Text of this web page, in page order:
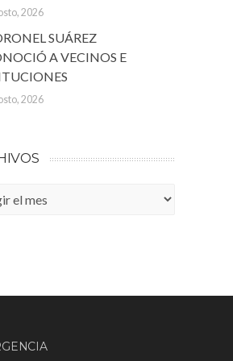
2026
SUÁREZ
A VECINOS E
2026